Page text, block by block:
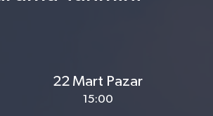
22 Mart Pazar
15:00